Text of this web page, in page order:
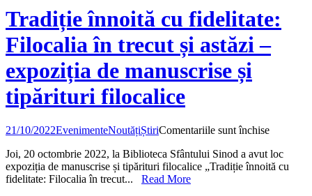
Aprins
Tradiție înnoită cu fidelitate:
Filocalia în trecut și astăzi –
expoziția de manuscrise și
tipărituri filocalice
21/10/2022EvenimenteNoutățiȘtiriComentariile sunt închisepentru
înnoită
cu
Joi, 20 octombrie 2022, la Biblioteca Sfântului Sinod a avut loc
expoziția de manuscrise și tipărituri filocalice „Tradiție înnoită cu
fidelitate: Filocalia în trecut... Read More